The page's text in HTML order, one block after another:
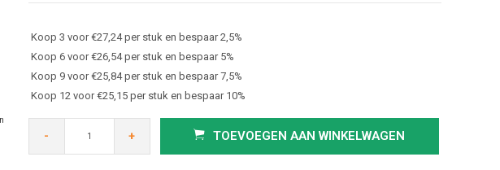
Afbeelding vergroten
Koop 3 voor €27,24 per stuk en bespaar 2,5%
Koop 6 voor €26,54 per stuk en bespaar 5%
Koop 9 voor €25,84 per stuk en bespaar 7,5%
Koop 12 voor €25,15 per stuk en bespaar 10%
- + TOEVOEGEN AAN WINKELWAGEN